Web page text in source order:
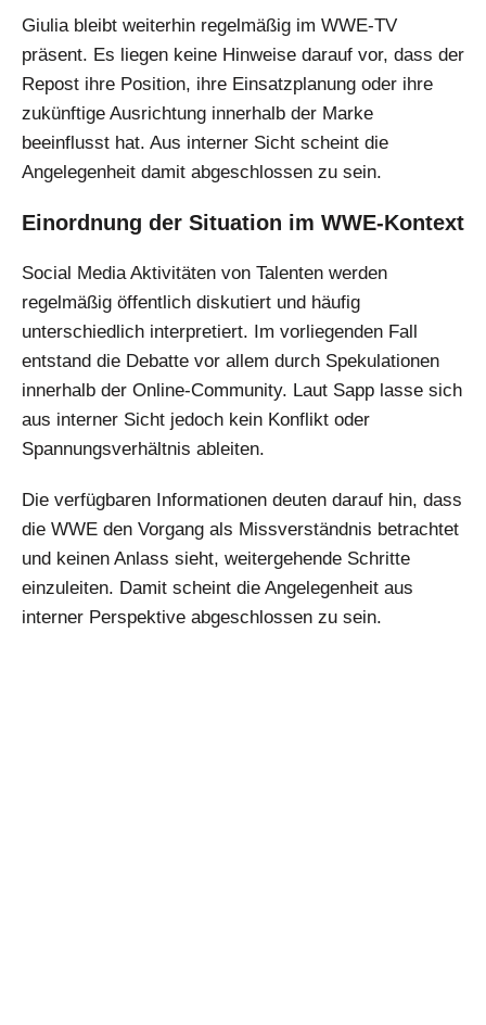
Giulia bleibt weiterhin regelmäßig im WWE-TV
präsent. Es liegen keine Hinweise darauf vor, dass der
Repost ihre Position, ihre Einsatzplanung oder ihre
zukünftige Ausrichtung innerhalb der Marke
beeinflusst hat. Aus interner Sicht scheint die
Angelegenheit damit abgeschlossen zu sein.
Einordnung der Situation im WWE-Kontext
Social Media Aktivitäten von Talenten werden
regelmäßig öffentlich diskutiert und häufig
unterschiedlich interpretiert. Im vorliegenden Fall
entstand die Debatte vor allem durch Spekulationen
innerhalb der Online-Community. Laut Sapp lasse sich
aus interner Sicht jedoch kein Konflikt oder
Spannungsverhältnis ableiten.
Die verfügbaren Informationen deuten darauf hin, dass
die WWE den Vorgang als Missverständnis betrachtet
und keinen Anlass sieht, weitergehende Schritte
einzuleiten. Damit scheint die Angelegenheit aus
interner Perspektive abgeschlossen zu sein.